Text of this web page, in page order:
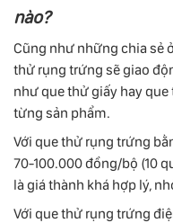
nào?
Cũng như những chia sẻ
thử rụng trứng sẽ giao
như que thử giấy hay
từng sản phẩm.
Với que thử rụng trứng
70-100.000 đồng/bộ (10
là giá thành khá hợp lý,
Với que thử rụng trứng